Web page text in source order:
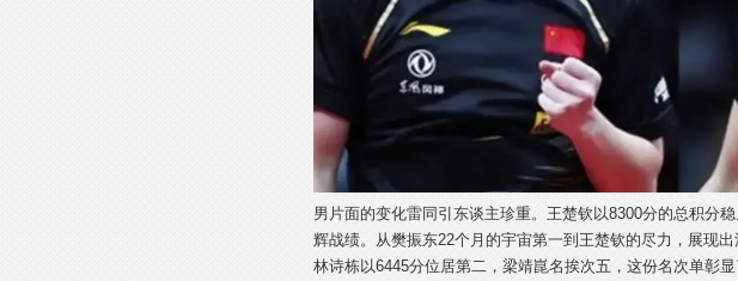
男片面的变化雷同引东谈主珍重。王楚钦以8300分的总积分
辉战绩。从樊振东22个月的宇宙第一到王楚钦的尽力，展现出
林诗栋以6445分位居第二，梁靖崑名挨次五，这份名次单彰